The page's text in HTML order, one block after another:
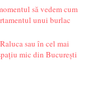
să vedem cum
unui burlac
sau în cel mai
mic din București